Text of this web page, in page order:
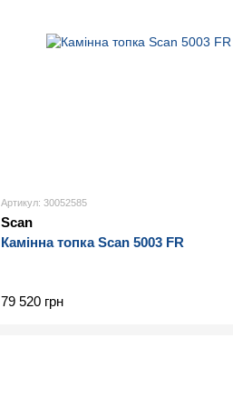
Артикул: 30052585
Scan
Камінна топка Scan 5003 FR
79 520 грн